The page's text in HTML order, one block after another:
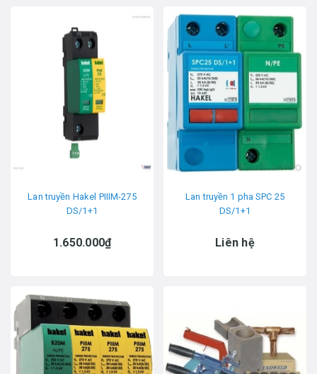
Lan truyền Hakel PIIIM-275
DS/1+1
1.650.000₫
Lan truyền 1 pha SPC 25
DS/1+1
Liên hệ